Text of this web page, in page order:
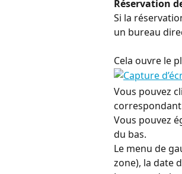
Réservation
Si la
un bureau
Cela ouvre le
Vous pouvez
Vous pouvez
du bas.
Le menu de
zone), la date